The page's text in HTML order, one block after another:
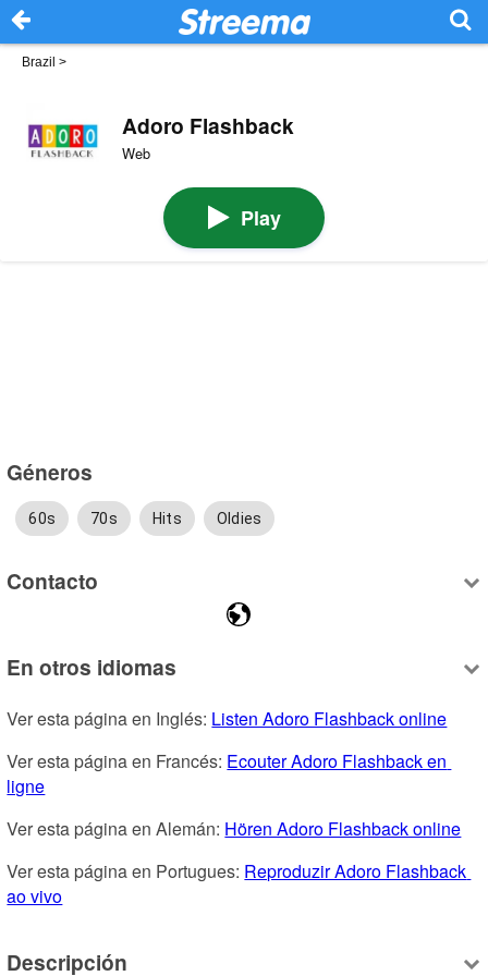
Brazil >
Adoro Flashback
Web
Play
Géneros
60s 70s Hits Oldies
Contacto
En otros idiomas
Ver esta página en Inglés: Listen Adoro Flashback online
Ver esta página en Francés: Ecouter Adoro Flashback en
ligne
Ver esta página en Alemán: Hören Adoro Flashback online
Ver esta página en Portugues: Reproduzir Adoro Flashback
ao vivo
Descripción